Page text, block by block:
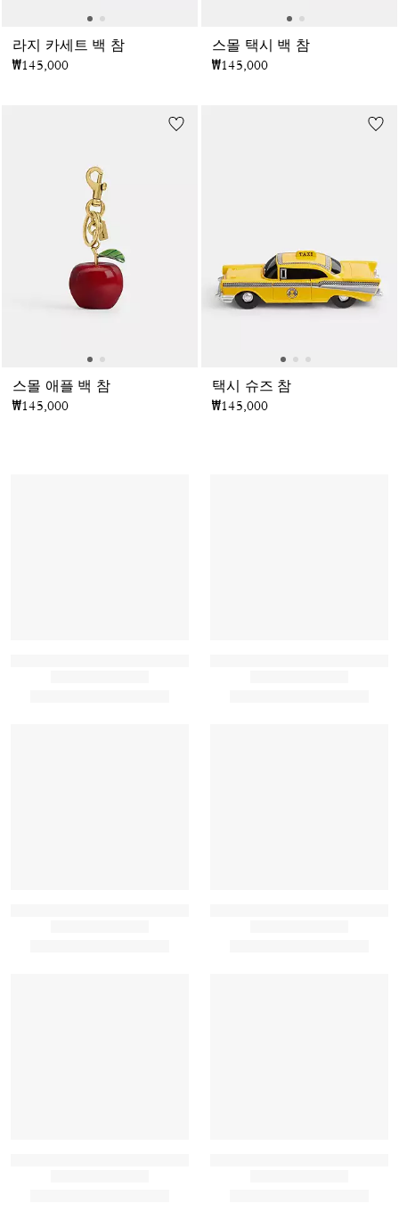
라지 카세트 백 참
₩145,000
스몰 택시 백 참
₩145,000
스몰 애플 백 참
₩145,000
택시 슈즈 참
₩145,000